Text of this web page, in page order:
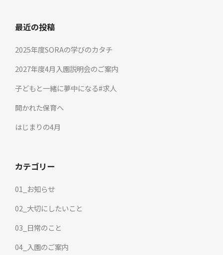
最近の投稿
2025年度SORAの学びのカタチ
2027年度4月入園説明会のご案内
子どもと一緒に夢中になる#求人
開かれた保育へ
はじまりの4月
カテゴリー
01_お知らせ
02_大切にしたいこと
03_日常のこと
04_入園のご案内